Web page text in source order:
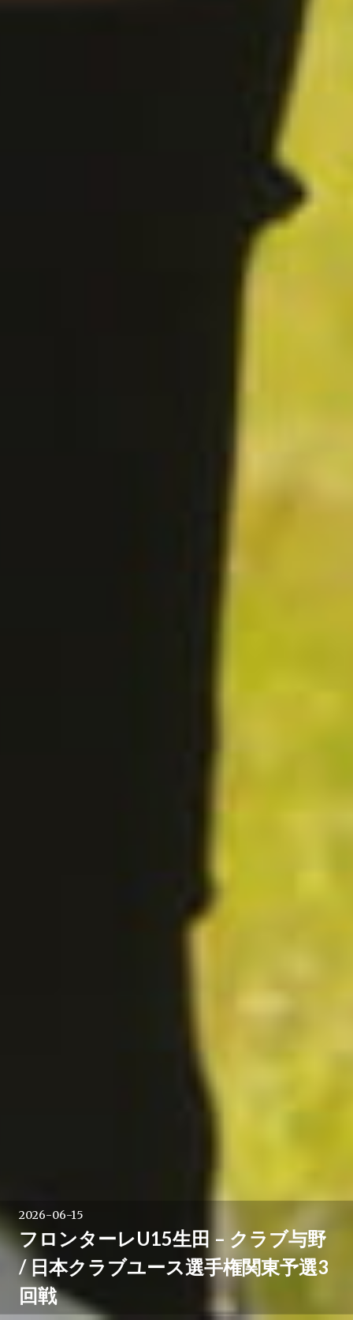
2026-06-15
フロンターレU15生田 – クラブ与野
/ 日本クラブユース選手権関東予選3
回戦